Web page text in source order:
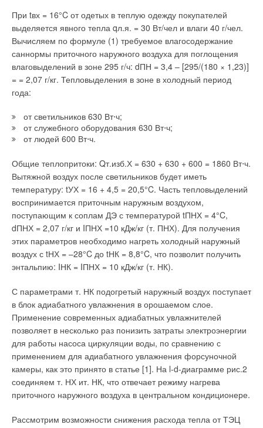
При tвх = 16°C от одетых в теплую одежду покупателей
выделяется явного тепла qл.я. = 30 Вт/чел и влаги 40 г/чел.
Вычисляем по формуле (1) требуемое влагосодержание
саннормы приточного наружного воздуха для поглощения
влаговыделений в зоне 295 г/ч: dПН = 3,4 – [295/(180 × 1,23)]
= = 2,07 г/кг. Тепловыделения в зоне в холодный период
года:
от светильников 630 Вт⋅ч;
от служебного оборудования 630 Вт⋅ч;
от людей 600 Вт⋅ч.
Общие теплопритоки: Qт.изб.Х = 630 + 630 + 600 = 1860 Вт⋅ч.
Вытяжной воздух после светильников будет иметь
температуру: tУХ = 16 + 4,5 = 20,5°C. Часть тепловыделений
воспринимается приточным наружным воздухом,
поступающим к соплам ДЭ с температурой tПНХ = 4°C,
dПНХ = 2,07 г/кг и IПНХ =10 кДж/кг (т. ПНХ). Для получения
этих параметров необходимо нагреть холодный наружный
воздух с tНХ = –28°C до tНК = 8,8°C, что позволит получить
энтальпию: IНК = IПНХ = 10 кДж/кг (т. НК).
С параметрами т. НК подогретый наружный воздух поступает
в блок адиабатного увлажнения в орошаемом слое.
Применение современных адиабатных увлажнителей
позволяет в несколько раз понизить затраты электроэнергии
для работы насоса циркуляции воды, по сравнению с
применением для адиабатного увлажнения форсуночной
камеры, как это принято в статье [1]. На l-d-диаграмме рис.2
соединяем т. НХ ит. НК, что отвечает режиму нагрева
приточного наружного воздуха в центральном кондиционере.
Рассмотрим возможности снижения расхода тепла от ТЭЦ
древесины.
Чугунные твердотопливные котлы Logano G211 изготовлены
из высококачественного чугуна и предназначены для
сжигания каменного угля, антрацита и кокса. Для дров,
древесных брикетов, пеллет (древесные топливные гранулы)
и отходов древесины больше подходят котлы в модификации
способом с автоматической регуляцией подачи первичного
воздуха и регуляцией вручную подачи вторичного воздуха.
Преимущество чугунных котлов G211 — долгий срок
эксплуатации, даже в низкотемпературном режиме работы.
Котлы G211 можно использовать как в системах с
естественной, так и с принудительной циркуляцией, в
открытых системах или системах с расширительным баком
под давлением.
От систем отопления BUDERUS можно ожидать большего—
не только нагрева, а именно комфортного тепла с
поддержанием необходимой температуры. Об этом
позаботится интеллектуальная система управления
Logamatic. Разные по сложности системы управления
Logamatic обеспечивают необходимые коммуникации между
отдельными элементами системы отопления и согласуют
работу ее элементов, например, водонагревателя или котла.
Общим для всех типов автоматики BUDERUS является
модульный принцип построения, возможность подбора из
стандартных модулей системы управления под
индивидуальные потребности заказчика. Приготовление
горячей воды, радиаторное и напольное отопление,
каждая из этих функций выполняется отдельным контуром